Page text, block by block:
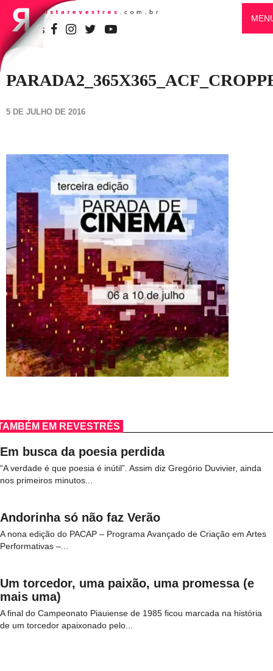
SIGA-NOS
5 DE JULHO DE 2016
EM REVESTRÉS
Em busca da poesia perdida
“A verdade é que poesia é inútil”. Assim diz Gregório Duvivier, ainda
nos primeiros minutos...
Andorinha só não faz Verão
A nona edição do PACAP – Programa Avançado de Criação em Artes
Performativas –...
Um torcedor, uma paixão, uma promessa (e
mais uma)
A final do Campeonato Piauiense de 1985 ficou marcada na história
de um torcedor apaixonado pelo...